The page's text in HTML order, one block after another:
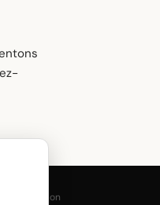
d'utilisation